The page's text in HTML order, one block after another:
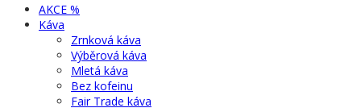
AKCE %
Káva
Zrnková káva
Výběrová káva
Mletá káva
Bez kofeinu
Fair Trade káva